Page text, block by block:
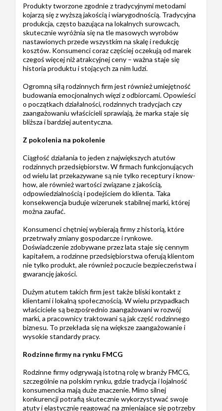
Produkty tworzone zgodnie z tradycyjnymi metodami
kojarzą się z wyższą jakością i wiarygodnością. Tradycyjna
produkcja, często bazująca na lokalnych surowcach,
skutecznie wyróżnia się na tle masowych wyrobów
nastawionych przede wszystkim na skalę i redukcję
kosztów. Konsumenci coraz częściej oczekują od marek
czegoś więcej niż atrakcyjnej ceny – ważna staje się
historia produktu i stojących za nim ludzi.
Ogromną siłą rodzinnych firm jest również umiejętność
budowania emocjonalnych więzi z odbiorcami. Opowieści
o początkach działalności, rodzinnych tradycjach czy
zaangażowaniu właścicieli sprawiają, że marka staje się
bliższa i bardziej autentyczna.
Z pokolenia na pokolenie
Ciągłość działania to jeden z największych atutów
rodzinnych przedsiębiorstw. W firmach funkcjonujących
od wielu lat przekazywane są nie tylko receptury i know-
how, ale również wartości związane z jakością,
odpowiedzialnością i podejściem do klienta. Taka
konsekwencja buduje wizerunek stabilnej marki, której
można zaufać.
Konsumenci chętniej wybierają firmy z historią, które
przetrwały zmiany gospodarcze i rynkowe.
Doświadczenie zdobywane przez lata staje się cennym
kapitałem, a rodzinne przedsiębiorstwa oferują klientom
nie tylko produkt, ale również poczucie bezpieczeństwa i
gwarancję jakości.
Dużym atutem takich firm jest także bliski kontakt z
klientami i lokalną społecznością. W wielu przypadkach
właściciele są bezpośrednio zaangażowani w rozwój
marki, a pracownicy traktowani są jak część rodzinnego
biznesu. To przekłada się na większe zaangażowanie i
wysokie standardy pracy.
Rodzinne firmy na rynku FMCG
Rodzinne firmy odgrywają istotną rolę w branży FMCG,
szczególnie na polskim rynku, gdzie tradycja i lojalność
konsumencka mają duże znaczenie. Mimo silnej
konkurencji potrafią skutecznie wykorzystywać swoje
atuty i elastycznie reagować na zmieniające się potrzeby